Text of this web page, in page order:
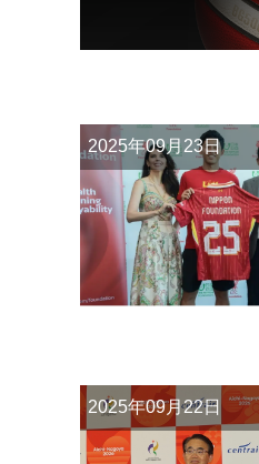
2025年09月23日
2025年09月22日